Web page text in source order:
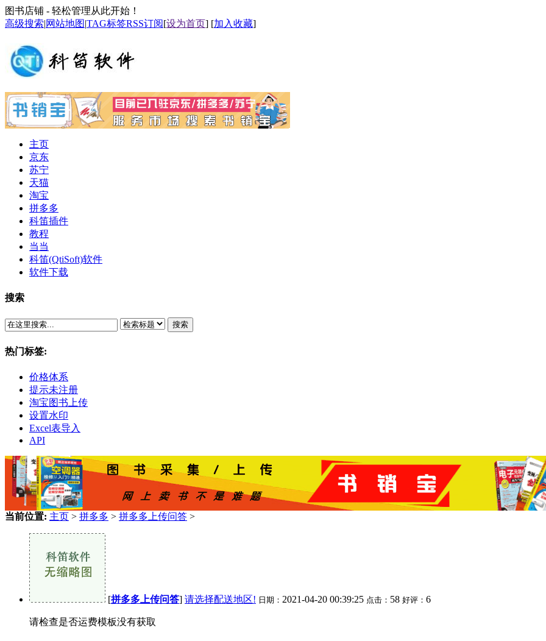
图书店铺 - 轻松管理从此开始！
高级搜索|网站地图|TAG标签RSS订阅[设为首页] [加入收藏]
主页
京东
苏宁
天猫
淘宝
拼多多
科笛插件
教程
当当
科笛(QtiSoft)软件
软件下载
搜索
搜索
热门标签:
价格体系
提示未注册
淘宝图书上传
设置水印
Excel表导入
API
当前位置: 主页 > 拼多多 > 拼多多上传问答 >
[拼多多上传问答] 请选择配送地区! 日期： 2021-04-20 00:39:25 点击： 58 好评： 6
请检查是否运费模板没有获取